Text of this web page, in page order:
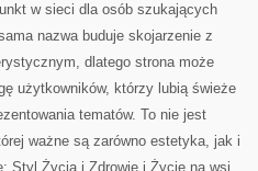
w sieci dla osób szukających
nazwa buduje skojarzenie z
dlatego strona może
użytkowników, którzy lubią świeże
tematów. To nie jest
ważne są zarówno estetyka, jak i
Styl Życia i Zdrowie i Życie na wsi.